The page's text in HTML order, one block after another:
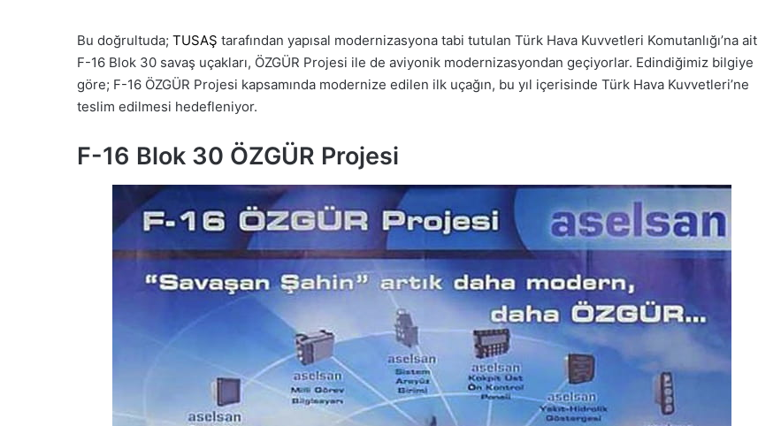
Bu doğrultuda; TUSAŞ tarafından yapısal modernizasyona tabi tutulan Türk Hava Kuvvetleri Komutanlığı’na ait
F-16 Blok 30 savaş uçakları, ÖZGÜR Projesi ile de aviyonik modernizasyondan geçiyorlar. Edindiğimiz bilgiye
göre; F-16 ÖZGÜR Projesi kapsamında modernize edilen ilk uçağın, bu yıl içerisinde Türk Hava Kuvvetleri’ne
teslim edilmesi hedefleniyor.
F-16 Blok 30 ÖZGÜR Projesi